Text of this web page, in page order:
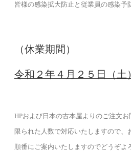
皆様の感染拡大防止と従業員の感染
（休業期間）
令和２年４月２５日（土
HPおよび日本の古本屋よりのご注文
限られた人数で対応いたしますので
順番にご案内いたしますのでどうぞよ